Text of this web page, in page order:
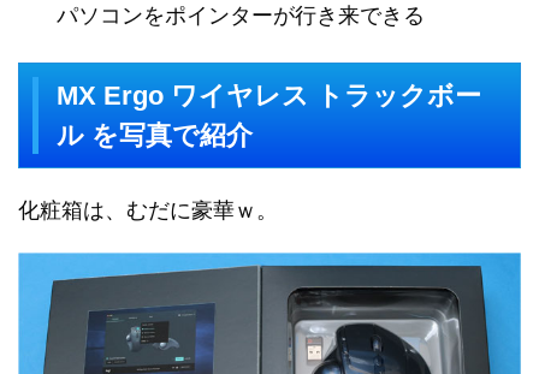
パソコンをポインターが行き来できる
MX Ergo ワイヤレス トラックボー
ル を写真で紹介
化粧箱は、むだに豪華ｗ。